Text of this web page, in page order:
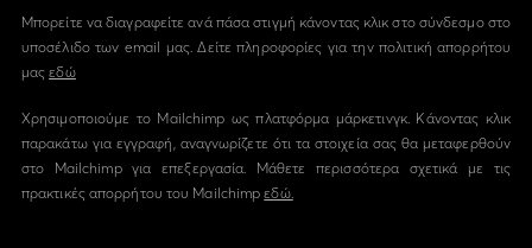
Μπορείτε να διαγραφείτε ανά πάσα στιγμή κάνοντας κλικ στο σύνδεσμο στο
υποσέλιδο των email μας. Δείτε πληροφορίες για την πολιτική απορρήτου
μαςεδώ
Χρησιμοποιούμε το Mailchimp ως πλατφόρμα μάρκετινγκ. Κάνοντας κλικ
παρακάτω για εγγραφή, αναγνωρίζετε ότι τα στοιχεία σας θα μεταφερθούν
στο Mailchimp για επεξεργασία. Μάθετε περισσότερα σχετικά με τις
πρακτικές απορρήτου του Mailchimpεδώ.